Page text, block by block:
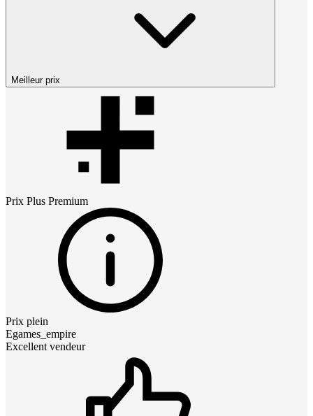
Meilleur prix
Prix Plus Premium
Prix plein
Egames_empire
Excellent vendeur